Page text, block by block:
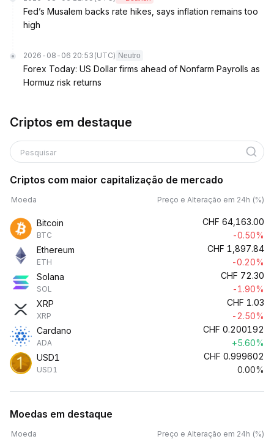
Fed’s Musalem backs rate hikes, says inflation remains too
high
2026-08-06 20:53 (UTC) Neutro
Forex Today: US Dollar firms ahead of Nonfarm Payrolls as
Hormuz risk returns
Criptos em destaque
Pesquisar
Criptos com maior capitalização de mercado
Moeda Preço e Alteração em 24h (%)
Bitcoin
BTC
CHF 64,163.00
-0.50%
Ethereum
ETH
CHF 1,897.84
-0.20%
Solana
SOL
CHF 72.30
-1.90%
XRP
XRP
CHF 1.03
-2.50%
Cardano
ADA
CHF 0.200192
+5.60%
USD1
USD1
CHF 0.999602
0.00%
Moedas em destaque
Moeda Preço e Alteração em 24h (%)